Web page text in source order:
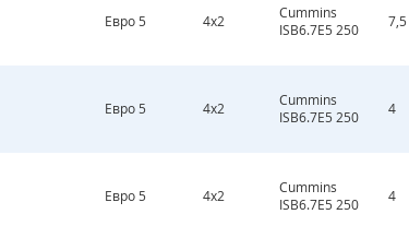
Евро 5 4х2
Cummins
ISB6.7E5 250
7,5
Евро 5 4х2
Cummins
ISB6.7E5 250
4
Евро 5 4х2
Cummins
ISB6.7E5 250
4